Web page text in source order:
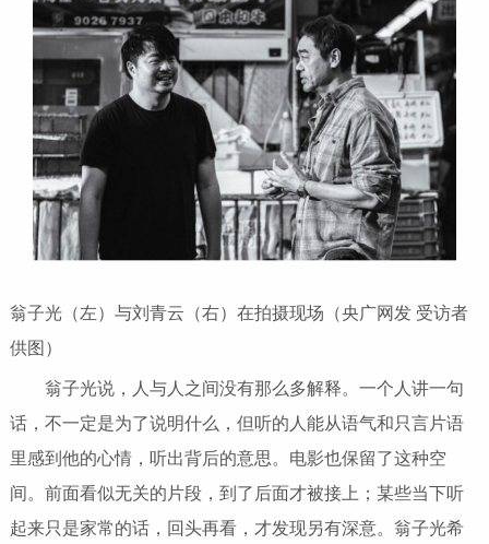
翁子光（左）与刘青云（右）在拍摄现场（央广网发 受访者
供图）
翁子光说，人与人之间没有那么多解释。一个人讲一句
话，不一定是为了说明什么，但听的人能从语气和只言片语
里感到他的心情，听出背后的意思。电影也保留了这种空
间。前面看似无关的片段，到了后面才被接上；某些当下听
起来只是家常的话，回头再看，才发现另有深意。翁子光希